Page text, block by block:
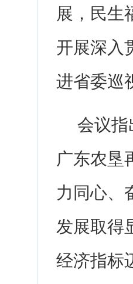
展，民生
开展深入
进省委巡
会议指
广东农垦
力同心、
发展取得
经济指标